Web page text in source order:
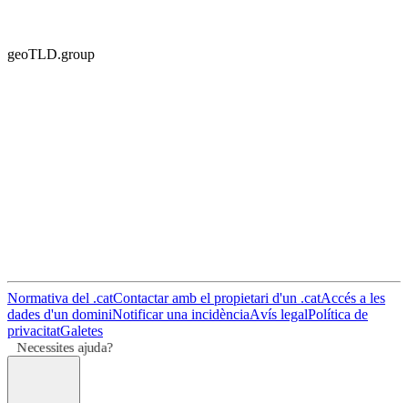
geoTLD.group
Normativa del .catContactar amb el propietari d'un .catAccés a les
dades d'un dominiNotificar una incidènciaAvís legalPolítica de
privacitatGaletes
Necessites ajuda?